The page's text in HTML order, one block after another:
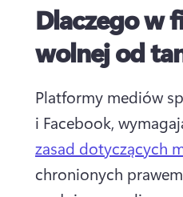
Dlaczego w
wolnej od
Platformy mediów
zasad dotyczących
chronionych